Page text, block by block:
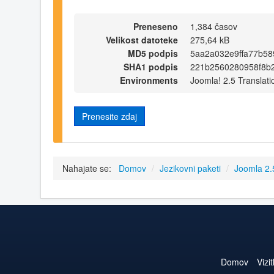
Preneseno
1,384 časov
Velikost datoteke
275,64 kB
MD5 podpis
SHA1 podpis
Environments
Joomla! 2.5
Prenesite zdaj
Nahajate se: Domov / Jezikovni paketi / Joomla
Domov